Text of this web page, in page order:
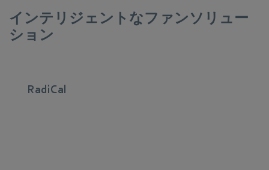
インテリジェントなファンソリュー
ション
RadiCal